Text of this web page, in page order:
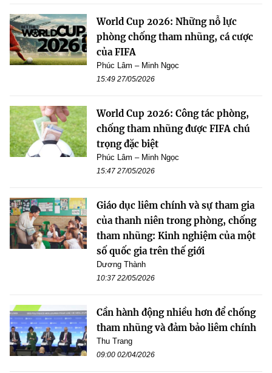
World Cup 2026: Những nỗ lực
phòng chống tham nhũng, cá cược
của FIFA
Phúc Lâm – Minh Ngọc
15:49 27/05/2026
World Cup 2026: Công tác phòng,
chống tham nhũng được FIFA chú
trọng đặc biệt
Phúc Lâm – Minh Ngọc
15:47 27/05/2026
Giáo dục liêm chính và sự tham gia
của thanh niên trong phòng, chống
tham nhũng: Kinh nghiệm của một
số quốc gia trên thế giới
Dương Thành
10:37 22/05/2026
Cần hành động nhiều hơn để chống
tham nhũng và đảm bảo liêm chính
Thu Trang
09:00 02/04/2026